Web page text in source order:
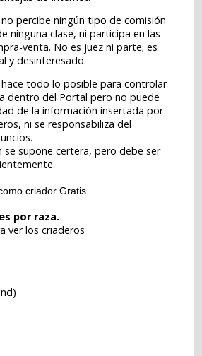
percibe ningún tipo de comisión
ninguna clase, ni participa en las
venta. No es juez ni parte; es
y desinteresado.
todo lo posible para controlar
dentro del Portal pero no puede
de la información insertada por
ni se responsabiliza del
se supone certera, pero debe ser
criador Gratis
por raza.
ver los criaderos